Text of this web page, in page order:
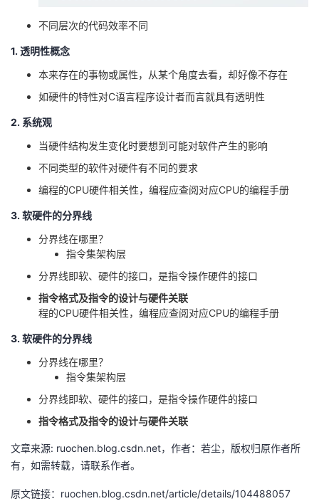
不同层次的代码效率不同
1. 透明性概念
本来存在的事物或属性，从某个角度去看，却好像不存在
如硬件的特性对C语言程序设计者而言就具有透明性
2. 系统观
当硬件结构发生变化时要想到可能对软件产生的影响
不同类型的软件对硬件有不同的要求
编程的CPU硬件相关性，编程应查阅对应CPU的编程手册
3. 软硬件的分界线
分界线在哪里？
指令集架构层
分界线即软、硬件的接口，是指令操作硬件的接口
指令格式及指令的设计与硬件关联
程的CPU硬件相关性，编程应查阅对应CPU的编程手册
3. 软硬件的分界线
分界线在哪里？
指令集架构层
分界线即软、硬件的接口，是指令操作硬件的接口
指令格式及指令的设计与硬件关联
文章来源: ruochen.blog.csdn.net，作者：若尘，版权归原作者所
有，如需转载，请联系作者。
原文链接：ruochen.blog.csdn.net/article/details/104488057